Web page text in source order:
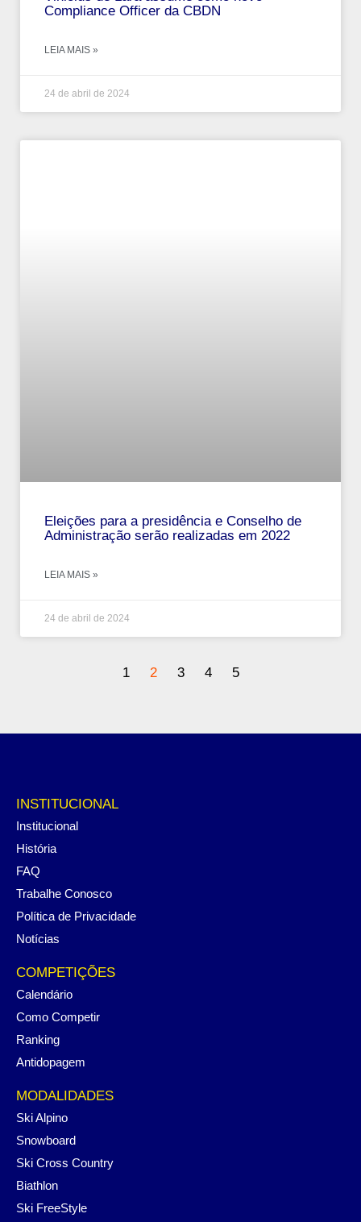
Compliance Officer da CBDN
LEIA MAIS »
24 de abril de 2024
Eleições para a presidência e Conselho de
Administração serão realizadas em 2022
LEIA MAIS »
24 de abril de 2024
1 2 3 4 5
INSTITUCIONAL
Institucional
História
FAQ
Trabalhe Conosco
Política de Privacidade
Notícias
COMPETIÇÕES
Calendário
Como Competir
Ranking
Antidopagem
MODALIDADES
Ski Alpino
Snowboard
Ski Cross Country
Biathlon
Ski FreeStyle